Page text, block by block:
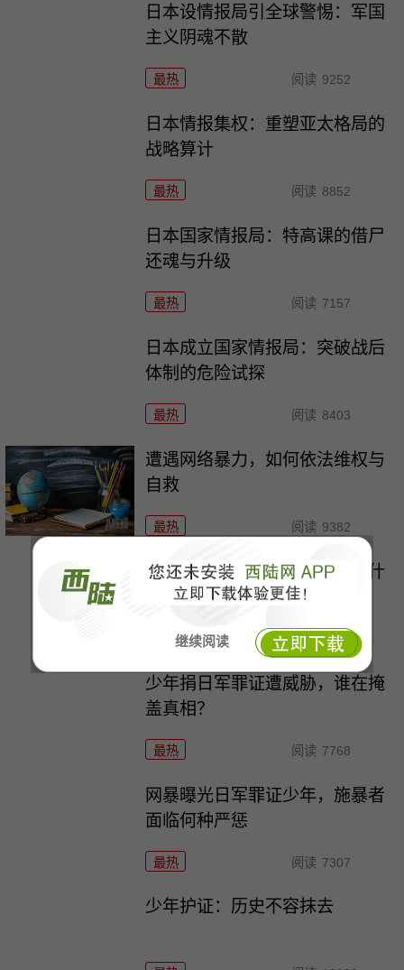
继续阅读
日本设情报局引全球警惕：军国
主义阴魂不散
最热 阅读 9252
日本情报集权：重塑亚太格局的
战略算计
最热 阅读 8852
日本国家情报局：特高课的借尸
还魂与升级
最热 阅读 7157
日本成立国家情报局：突破战后
体制的危险试探
最热 阅读 8403
遭遇网络暴力，如何依法维权与
自救
最热 阅读 9382
曝光日军罪证，日本究竟在怕什
么？
最热 阅读 8306
少年捐日军罪证遭威胁，谁在掩
盖真相？
最热 阅读 7768
网暴曝光日军罪证少年，施暴者
面临何种严惩
最热 阅读 7307
少年护证：历史不容抹去